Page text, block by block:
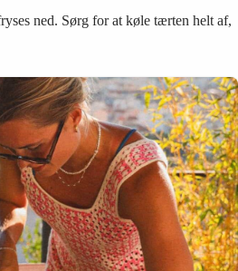
ned. Sørg for at køle tærten helt af,